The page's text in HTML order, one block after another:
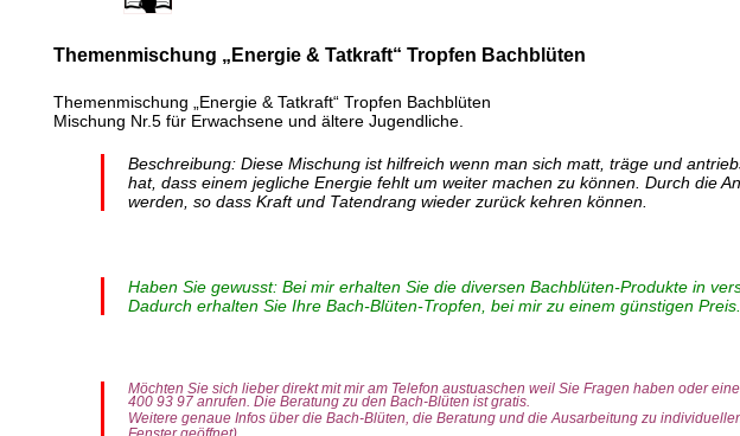
Themenmischung „Energie & Tatkraft“ Tropfen Bachblüten
Themenmischung „Energie & Tatkraft“ Tropfen Bachblüten
Mischung Nr.5 für Erwachsene und ältere Jugendliche.
Beschreibung: Diese Mischung ist hilfreich wenn man sich matt, träge und
hat, dass einem jegliche Energie fehlt um weiter machen zu können. Durch die
werden, so dass Kraft und Tatendrang wieder zurück kehren können.
Haben Sie gewusst: Bei mir erhalten Sie die diversen Bachblüten-Produkte in
Dadurch erhalten Sie Ihre Bach-Blüten-Tropfen, bei mir zu einem günstigen
Möchten Sie sich lieber direkt mit mir am Telefon austuaschen weil Sie Fragen haben oder
400 93 97 anrufen. Die Beratung zu den Bach-Blüten ist gratis.
Weitere genaue Infos über die Bach-Blüten, die Beratung und die Ausarbeitung zu